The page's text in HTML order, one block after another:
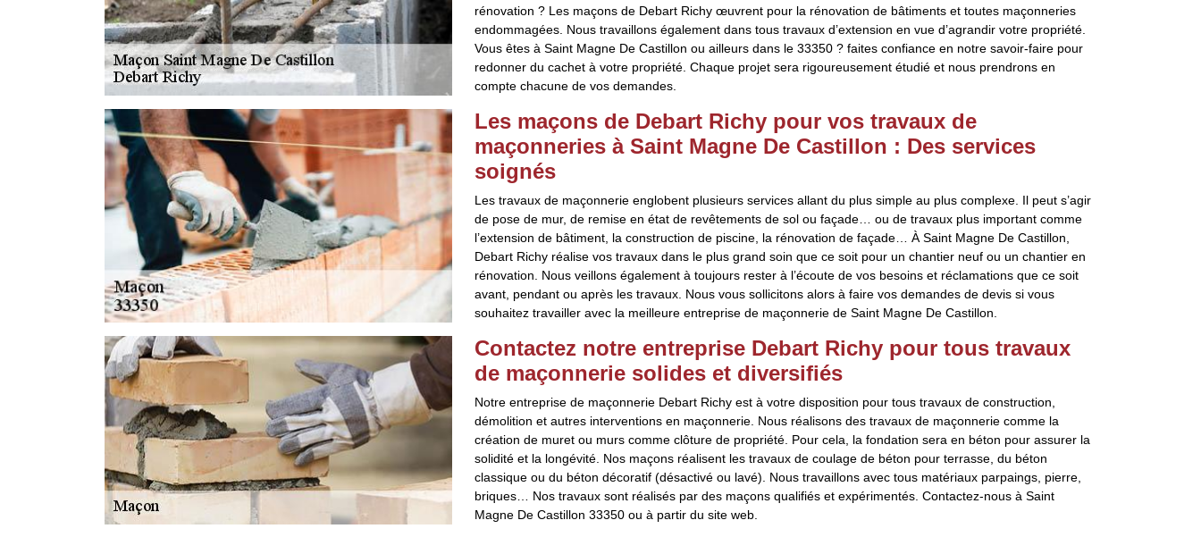
rénovation ? Les maçons de Debart Richy œuvrent pour la rénovation de bâtiments et toutes maçonneries
endommagées. Nous travaillons également dans tous travaux d’extension en vue d’agrandir votre propriété.
Vous êtes à Saint Magne De Castillon ou ailleurs dans le 33350 ? faites confiance en notre savoir-faire pour
redonner du cachet à votre propriété. Chaque projet sera rigoureusement étudié et nous prendrons en
compte chacune de vos demandes.
Les maçons de Debart Richy pour vos travaux de
maçonneries à Saint Magne De Castillon : Des services
soignés
Les travaux de maçonnerie englobent plusieurs services allant du plus simple au plus complexe. Il peut s’agir
de pose de mur, de remise en état de revêtements de sol ou façade… ou de travaux plus important comme
l’extension de bâtiment, la construction de piscine, la rénovation de façade… À Saint Magne De Castillon,
Debart Richy réalise vos travaux dans le plus grand soin que ce soit pour un chantier neuf ou un chantier en
rénovation. Nous veillons également à toujours rester à l’écoute de vos besoins et réclamations que ce soit
avant, pendant ou après les travaux. Nous vous sollicitons alors à faire vos demandes de devis si vous
souhaitez travailler avec la meilleure entreprise de maçonnerie de Saint Magne De Castillon.
Contactez notre entreprise Debart Richy pour tous travaux
de maçonnerie solides et diversifiés
Notre entreprise de maçonnerie Debart Richy est à votre disposition pour tous travaux de construction,
démolition et autres interventions en maçonnerie. Nous réalisons des travaux de maçonnerie comme la
création de muret ou murs comme clôture de propriété. Pour cela, la fondation sera en béton pour assurer la
solidité et la longévité. Nos maçons réalisent les travaux de coulage de béton pour terrasse, du béton
classique ou du béton décoratif (désactivé ou lavé). Nous travaillons avec tous matériaux parpaings, pierre,
briques… Nos travaux sont réalisés par des maçons qualifiés et expérimentés. Contactez-nous à Saint
Magne De Castillon 33350 ou à partir du site web.